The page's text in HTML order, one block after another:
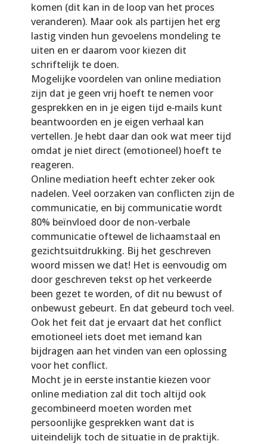
komen (dit kan in de loop van het proces
veranderen). Maar ook als partijen het erg
lastig vinden hun gevoelens mondeling te
uiten en er daarom voor kiezen dit
schriftelijk te doen.
Mogelijke voordelen van online mediation
zijn dat je geen vrij hoeft te nemen voor
gesprekken en in je eigen tijd e‐mails kunt
beantwoorden en je eigen verhaal kan
vertellen. Je hebt daar dan ook wat meer tijd
omdat je niet direct (emotioneel) hoeft te
reageren.
Online mediation heeft echter zeker ook
nadelen. Veel oorzaken van conflicten zijn de
communicatie, en bij communicatie wordt
80% beïnvloed door de non-­verbale
communicatie oftewel de lichaamstaal en
gezichtsuitdrukking. Bij het geschreven
woord missen we dat! Het is eenvoudig om
door geschreven tekst op het verkeerde
been gezet te worden, of dit nu bewust of
onbewust gebeurt. En dat gebeurd toch veel.
Ook het feit dat je ervaart dat het conflict
emotioneel iets doet met iemand kan
bijdragen aan het vinden van een oplossing
voor het conflict.
Mocht je in eerste instantie kiezen voor
online mediation zal dit toch altijd ook
gecombineerd moeten worden met
persoonlijke gesprekken want dat is
uiteindelijk toch de situatie in de praktijk.